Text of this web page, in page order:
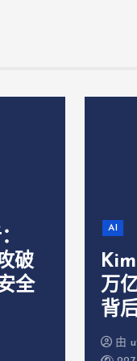
破
全
AI
万
背
由